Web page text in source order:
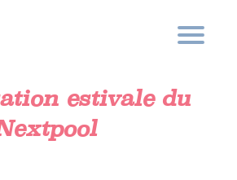
?
estivale du